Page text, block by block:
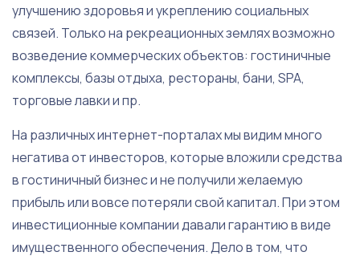
улучшению здоровья и укреплению социальных
связей. Только на рекреационных землях возможно
возведение коммерческих объектов: гостиничные
комплексы, базы отдыха, рестораны, бани, SPA,
торговые лавки и пр.
На различных интернет-порталах мы видим много
негатива от инвесторов, которые вложили средства
в гостиничный бизнес и не получили желаемую
прибыль или вовсе потеряли свой капитал. При этом
инвестиционные компании давали гарантию в виде
имущественного обеспечения. Дело в том, что